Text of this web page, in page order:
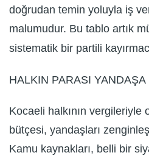
doğrudan temin yoluyla iş
malumudur. Bu tablo artık
sistematik bir partili
HALKIN PARASI
Kocaeli halkının vergileriyle
bütçesi, yandaşları
Kamu kaynakları, belli bir